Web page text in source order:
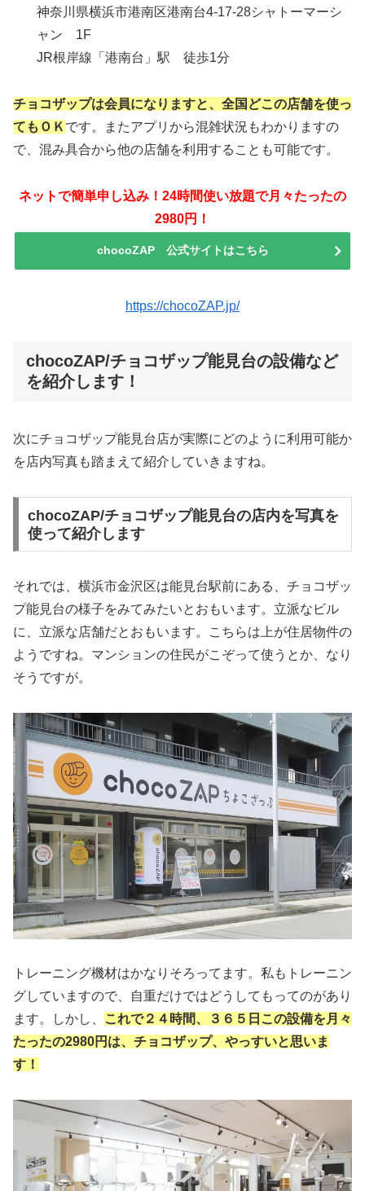
神奈川県横浜市港南区港南台4-17-28シャトーマーシ
ャン 1F
JR根岸線「港南台」駅 徒歩1分
チョコザップは会員になりますと、全国どこの店舗を使っ
てもＯＫ です。またアプリから混雑状況もわかりますの
で、混み具合から他の店舗を利用することも可能です。
ネットで簡単申し込み！24時間使い放題で月々たったの
2980円！
chocoZAP 公式サイトはこちら
https://chocoZAP.jp/
chocoZAP/チョコザップ能見台の設備など
を紹介します！
次にチョコザップ能見台店が実際にどのように利用可能か
を店内写真も踏まえて紹介していきますね。
chocoZAP/チョコザップ能見台の店内を写真を
使って紹介します
それでは、横浜市金沢区は能見台駅前にある、チョコザッ
プ能見台の様子をみてみたいとおもいます。立派なビル
に、立派な店舗だとおもいます。こちらは上が住居物件の
ようですね。マンションの住民がこぞって使うとか、なり
そうですが。
トレーニング機材はかなりそろってます。私もトレーニン
グしていますので、自重だけではどうしてもってのがあり
ます。しかし、
これで２４時間、３６５日この設備を月々
たったの2980円は、チョコザップ、やっすいと思いま
す！